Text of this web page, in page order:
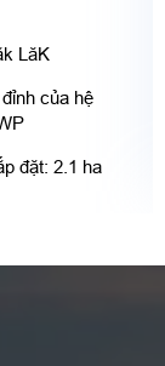
LăK
của hệ
đặt: 2.1 ha